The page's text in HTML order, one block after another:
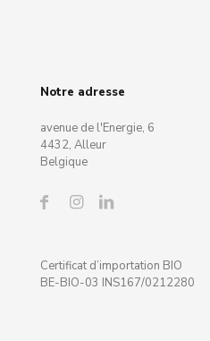
Notre adresse
avenue de l'Energie, 6
4432, Alleur
Belgique
Certificat d’importation BIO
BE-BIO-03 INS167/0212280